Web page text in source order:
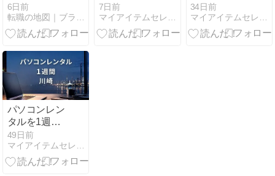
いは本当？新
卒約1年で転
職した私の答
6日前
1週間だけ使
うなら｜出
張・学会・ホ
7日前
け使うなら？
購入・中古・
サブスクと比
34日前
パソコンレン
タルを1週間
だけ大阪で利
用するなら？
失敗しない選
49日前